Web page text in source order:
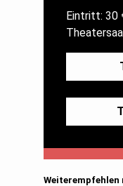
Eintritt: 30
Weiterempfehlen